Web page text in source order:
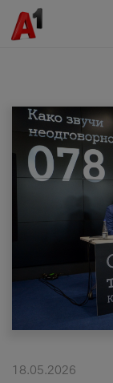
МК EN SQ
Поддршка
Надополни
18.05.2026